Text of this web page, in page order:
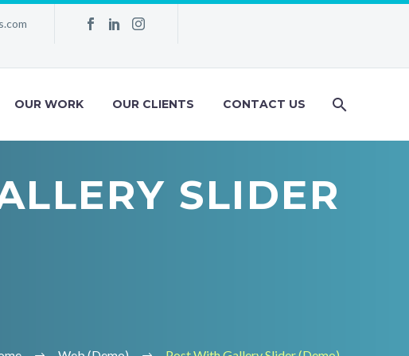
OUR WORK OUR CLIENTS CONTACT US
SLIDER